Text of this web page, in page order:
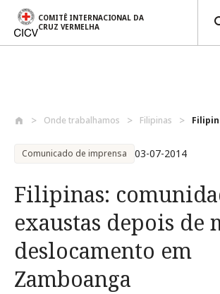
COMITÊ INTERNACIONAL DA
CRUZ VERMELHA
Onde trabalhamos Filipinas
Comunicado de imprensa 03-07-2014
Filipinas:
exaustas depois de
deslocamento em
Zamboanga